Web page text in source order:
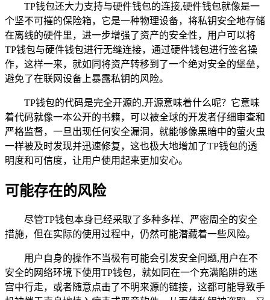
TP钱包还大力支持与硬件钱包的连接,硬件钱包就像是一
个坚不可摧的保险箱，它是一种物理设备，将私钥安全地存储
在离线的硬件里，进一步增强了资产的安全性，用户可以将
TP钱包与硬件钱包进行无缝连接，通过硬件钱包进行签名操
作，这样一来，就如同将资产转移到了一个绝对安全的堡垒，
避免了在联网设备上暴露私钥的风险。
TP钱包的代码是完全开源的,开源意味着什么呢？它意味
着代码就像一本公开的书籍，可以被全球的开发者仔细审查和
严格监督，一旦出现任何安全漏洞，就能够像黑暗中的萤火虫
一样被及时发现并迅速修复，这也极大地增加了TP钱包的透
明度和可信度，让用户使用起来更加安心。
可能存在的风险
尽管TP钱包本身已经采取了多种多样、严密周全的安全
措施，但在实际的使用过程中，仍然可能潜藏着一些风险。
用户自身的操作不当极有可能会引发安全问题,用户在不
安全的网络环境下使用TP钱包，就如同在一个充满陷阱的迷
宫中行走，或者随意点击了不明来源的链接，这都可能导致手